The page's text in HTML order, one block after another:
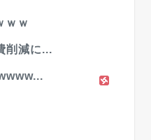
ｗｗ
削減に...